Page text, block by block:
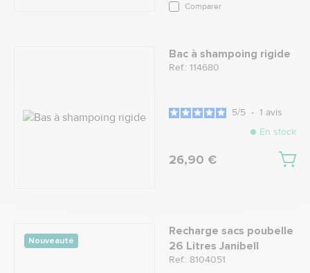
Comparer
Bac à shampoing rigide
Ref.: 114680
5/5 - 1 avis
En stock
26,90 €
Nouveauté
Recharge sacs poubelle
26 Litres Janibell
Ref.: 8104051